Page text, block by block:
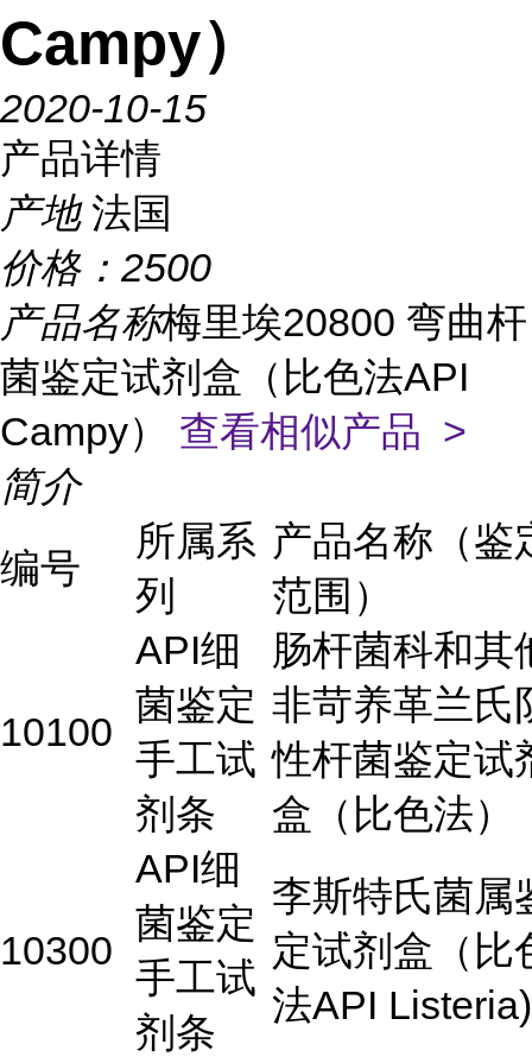
Campy）
2020-10-15
产品详情
产地 法国
价格： 2500
产品名称梅里埃20800 弯曲杆
菌鉴定试剂盒（比色法API
Campy） 查看相似产品 >
简介
编号
所属系
列
产品名称（鉴
范围）
10100
API细
菌鉴定
手工试
剂条
肠杆菌科和其
非苛养革兰氏
性杆菌鉴定试
盒（比色法）
10300
API细
菌鉴定
手工试
剂条
李斯特氏菌属
定试剂盒（比
法API Listeria)